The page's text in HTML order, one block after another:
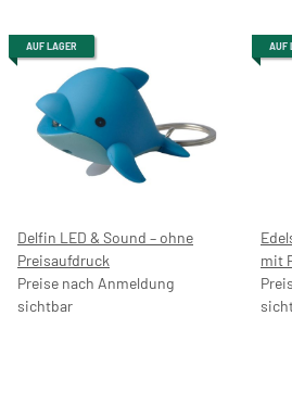
AUF LAGER
Delfin LED & Sound – ohne
Preisaufdruck
Preise nach Anmeldung
sichtbar
AUF
mit